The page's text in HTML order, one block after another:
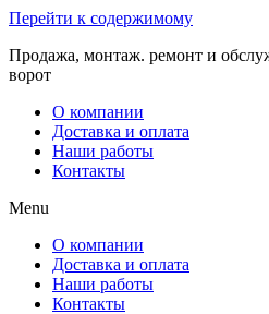
Перейти к содержимому
Продажа, монтаж. ремонт и
ворот
О компании
Доставка и оплата
Наши работы
Контакты
Menu
О компании
Доставка и оплата
Наши работы
Контакты